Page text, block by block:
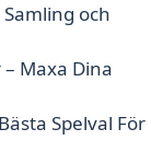
och
Maxa Dina
Spelval För